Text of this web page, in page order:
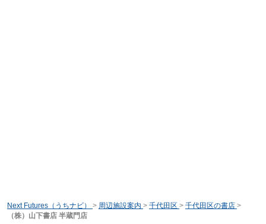
Next Futures（うちナビ） > 周辺施設案内 > 千代田区 > 千代田区の書店 >
（株）山下書店 半蔵門店